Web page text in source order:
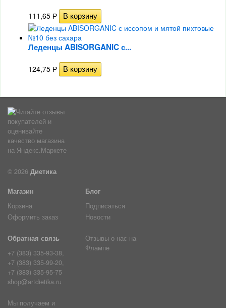
111,65 Р
Леденцы ABISORGANIC с...
124,75 Р
© 2026 Диетика
Магазин
Корзина
Оформить заказ
Блог
Подписаться
Новости
Обратная связь
+7 (383) 335-93-38,
+7 (383) 335-99-20,
+7 (383) 335-95-75
shop@artdietika.ru
Отзывы о нас на
Флампе
Мы получаем и